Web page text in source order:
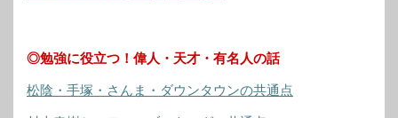
◎勉強に役立つ！偉人・天才・有名人の話
松陰・手塚・さんま・ダウンタウンの共通点